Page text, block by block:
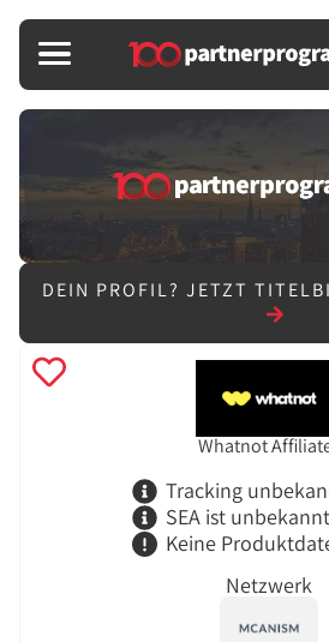
DEIN PROFIL? JETZT
Whatnot
Tracking
SEA ist unbekannt
Keine
Netzwerk